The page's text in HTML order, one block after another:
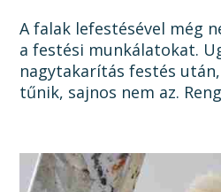
A falak lefestésével még
a festési munkálatokat.
nagytakarítás festés
tűnik, sajnos nem az.